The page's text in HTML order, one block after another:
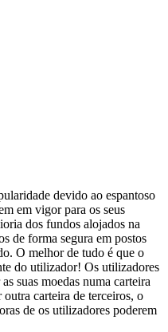
devido ao espantoso
em vigor para os seus
dos fundos alojados na
de forma segura em postos
O melhor de tudo é que o
do utilizador! Os utilizadores
suas moedas numa carteira
carteira de terceiros, o
de os utilizadores poderem